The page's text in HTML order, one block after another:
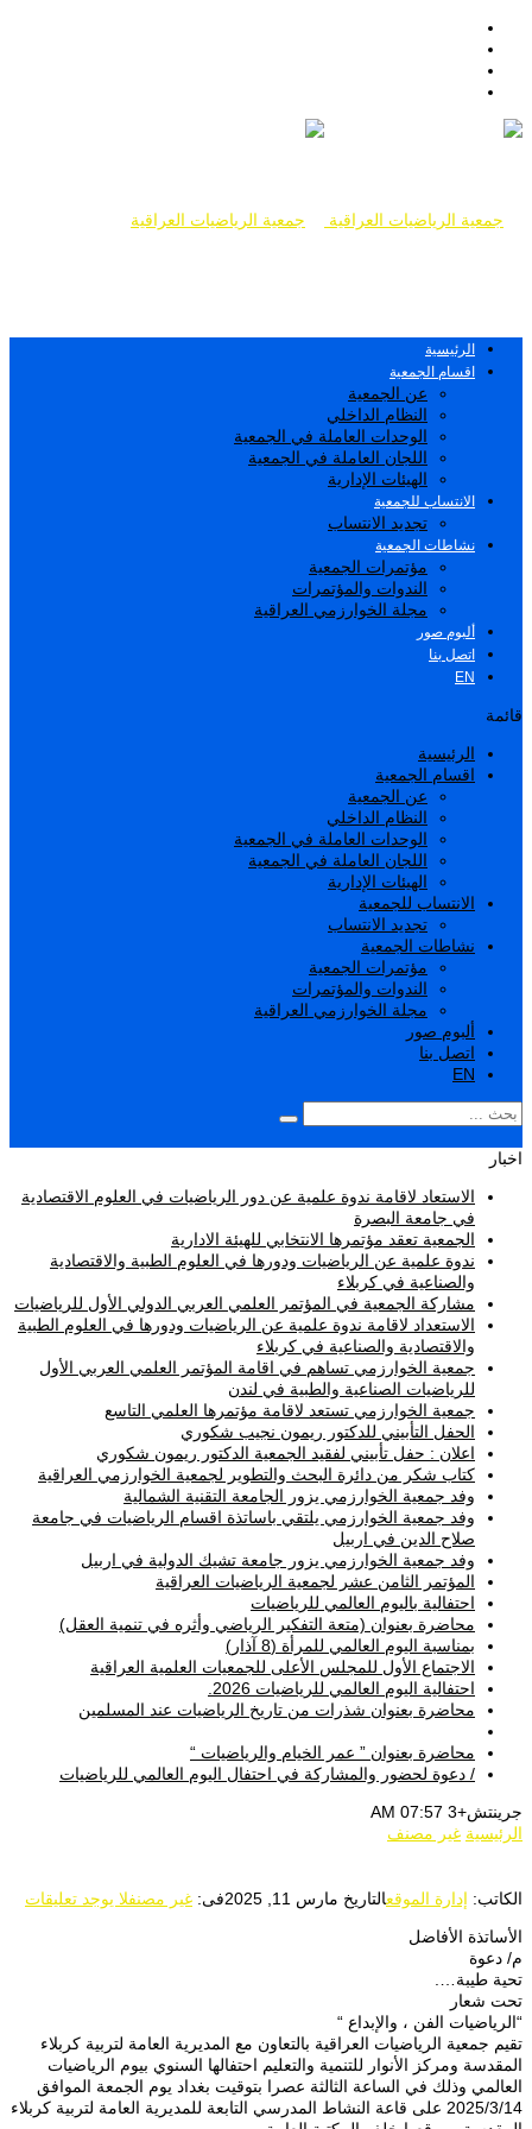
الرئيسية
اقسام الجمعية
عن الجمعية
النظام الداخلي
الوحدات العاملة في الجمعية
اللجان العاملة في الجمعية
الهيئات الإدارية
الانتساب للجمعية
تجديد الانتساب
نشاطات الجمعية
مؤتمرات الجمعية
الندوات والمؤتمرات
مجلة الخوارزمي العراقية
ألبوم صور
اتصل بنا
EN
قائمة
الرئيسية
اقسام الجمعية
عن الجمعية
النظام الداخلي
الوحدات العاملة في الجمعية
اللجان العاملة في الجمعية
الهيئات الإدارية
الانتساب للجمعية
تجديد الانتساب
نشاطات الجمعية
مؤتمرات الجمعية
الندوات والمؤتمرات
مجلة الخوارزمي العراقية
ألبوم صور
اتصل بنا
EN
اخبار
الاستعاد لاقامة ندوة علمية عن دور الرياضيات في العلوم الاقتصادية
في جامعة البصرة
الجمعية تعقد مؤتمرها الانتخابي للهيئة الادارية
ندوة علمية عن الرياضيات ودورها في العلوم الطبية والاقتصادية
والصناعية في كربلاء
مشاركة الجمعية في المؤتمر العلمي العربي الدولي الأول للرياضيات
الاستعداد لاقامة ندوة علمية عن الرياضيات ودورها في العلوم الطبية
والاقتصادية والصناعية في كربلاء
جمعية الخوارزمي تساهم في اقامة المؤتمر العلمي العربي الأول
للرياضيات الصناعية والطبية في لندن
جمعية الخوارزمي تستعد لاقامة مؤتمرها العلمي التاسع
الحفل التأبيني للدكتور ريمون نجيب شكوري
اعلان : حفل تأبيني لفقيد الجمعية الدكتور ريمون شكوري
كتاب شكر من دائرة البحث والتطوير لجمعية الخوارزمي العراقية
وفد جمعية الخوارزمي يزور الجامعة التقنية الشمالية
وفد جمعية الخوارزمي يلتقي باساتذة اقسام الرياضيات في جامعة
صلاح الدين في اربيل
وفد جمعية الخوارزمي يزور جامعة تشيك الدولية في اربيل
المؤتمر الثامن عشر لجمعية الرياضيات العراقية
احتفالية باليوم العالمي للرياضيات
محاضرة بعنوان (متعة التفكير الرياضي وأثره في تنمية العقل)
بمناسبة اليوم العالمي للمرأة (8 آذار)
الاجتماع الأول للمجلس الأعلى للجمعيات العلمية العراقية
احتفالية اليوم العالمي للرياضيات 2026.
محاضرة بعنوان شذرات من تاريخ الرياضيات عند المسلمين
محاضرة بعنوان ” عمر الخيام والرياضيات “
/ دعوة لحضور والمشاركة في احتفال اليوم العالمي للرياضيات
جرينتش+3 07:57 AM
الرئيسية غير مصنف
الكاتب: إدارة الموقعالتاريخ مارس 11, 2025 فى: غير مصنفلا يوجد تعليقات
الأساتذة الأفاضل
م/ دعوة
تحية طيبة….
تحت شعار
“الرياضيات الفن ، والإبداع “
تقيم جمعية الرياضيات العراقية بالتعاون مع المديرية العامة لتربية كربلاء
المقدسة ومركز الأنوار للتنمية والتعليم احتفالها السنوي بيوم الرياضيات
العالمي وذلك في الساعة الثالثة عصرا بتوقيت بغداد يوم الجمعة الموافق
2025/3/14 على قاعة النشاط المدرسي التابعة للمديرية العامة لتربية كربلاء